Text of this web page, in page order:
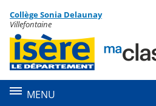
Menu de la rubrique
Contenu
Collège Sonia Delaunay
Villefontaine
MENU